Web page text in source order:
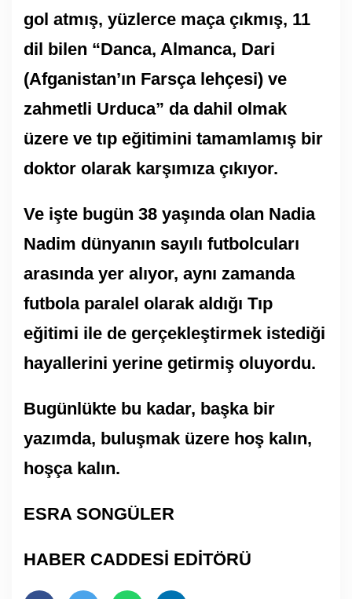
gol atmış, yüzlerce maça çıkmış, 11
dil bilen “Danca, Almanca, Dari
(Afganistan’ın Farsça lehçesi) ve
zahmetli Urduca” da dahil olmak
üzere ve tıp eğitimini tamamlamış bir
doktor olarak karşımıza çıkıyor.
Ve işte bugün 38 yaşında olan Nadia
Nadim dünyanın sayılı futbolcuları
arasında yer alıyor, aynı zamanda
futbola paralel olarak aldığı Tıp
eğitimi ile de gerçekleştirmek istediği
hayallerini yerine getirmiş oluyordu.
Bugünlükte bu kadar, başka bir
yazımda, buluşmak üzere hoş kalın,
hoşça kalın.
ESRA SONGÜLER
HABER CADDESİ EDİTÖRÜ